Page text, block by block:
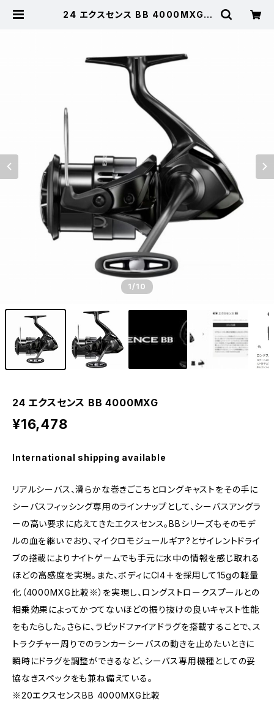
24 エクスセンス BB 4000MXG |
1/10
24 エクスセンス BB 4000MXG
¥16,478
International shipping available
リアルシーバス、滑らかな巻きごこちとロングキャストをその手に
シーバスフィッシング専用のラインナップとして、シーバスアングラ
ーの高い要求に応えてきたエクスセンス。BBシリーズもそのモデ
ルの血を継いでおり、マイクロモジュールギア?とサイレントドライ
ブの搭載によりナイトゲームでも手元に水中の情報を感じ取れる
ほどの高感度を実現。また、ボディにCI4＋を採用して15gの軽量
化（4000MXG比較※）を実現し、ロングストロークスプールとの
相乗効果によってかつてないほどの振り抜けの良いキャスト性能
をもたらした。さらに、ラピッドファイアドラグを搭載することで、ス
トラクチャー周りでのランカーシーバスの動きを止めたいときに
瞬時にドラグを調整ができるなど、シーバス専用機種としての妥
協なきスペックをも兼ね備えている。
※20エクスセンスBB 4000MXG比較